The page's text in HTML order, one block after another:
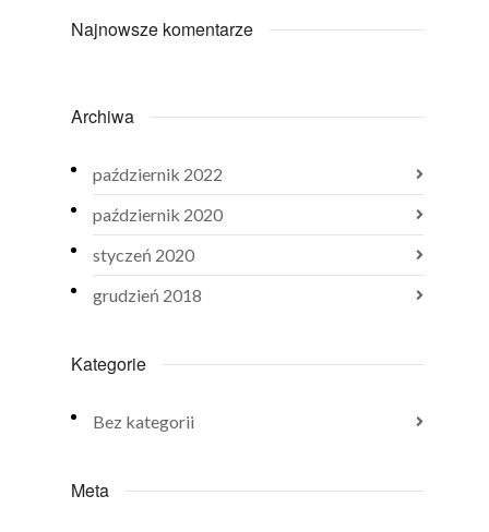
Najnowsze komentarze
Archiwa
październik 2022
październik 2020
styczeń 2020
grudzień 2018
Kategorie
Bez kategorii
Meta